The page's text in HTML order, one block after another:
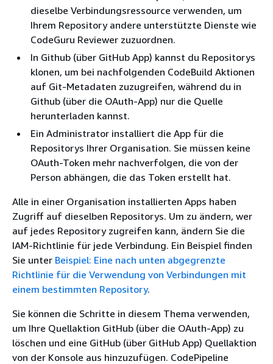
dieselbe Verbindungsressource verwenden, um
Ihrem Repository andere unterstützte Dienste wie
CodeGuru Reviewer zuzuordnen.
In Github (über GitHub App) kannst du Repositorys
klonen, um bei nachfolgenden CodeBuild Aktionen
auf Git-Metadaten zuzugreifen, während du in
Github (über die OAuth-App) nur die Quelle
herunterladen kannst.
Ein Administrator installiert die App für die
Repositorys Ihrer Organisation. Sie müssen keine
OAuth-Token mehr nachverfolgen, die von der
Person abhängen, die das Token erstellt hat.
Alle in einer Organisation installierten Apps haben
Zugriff auf dieselben Repositorys. Um zu ändern, wer
auf jedes Repository zugreifen kann, ändern Sie die
IAM-Richtlinie für jede Verbindung. Ein Beispiel finden
Sie unter Beispiel: Eine nach unten abgegrenzte
Richtlinie für die Verwendung von Verbindungen mit
einem bestimmten Repository.
Sie können die Schritte in diesem Thema verwenden,
um Ihre Quellaktion GitHub (über die OAuth-App) zu
löschen und eine GitHub (über GitHub App) Quellaktion
von der Konsole aus hinzuzufügen. CodePipeline